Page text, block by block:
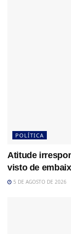
POLÍTICA
Atitude
visto de
5 DE AGOSTO DE 2026